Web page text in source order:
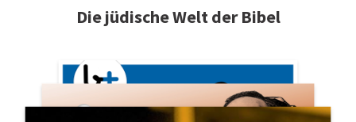
Die jüdische Welt der Bibel